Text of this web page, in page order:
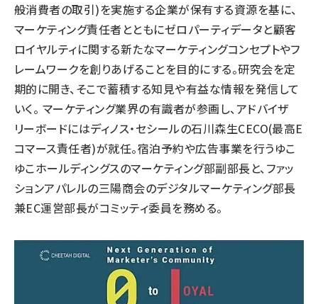
般消費者の取引)を実施する企業が保有する資源を基に、
マーケティング責任者とともにゼロパーティデータと顧客
ロイヤルティに関する新たなマーケティングコンセプトやフ
レームワークを創りあげることを目的にする。研究会を定
期的に開き、そこで蓄積する知見や有益な情報を発信して
いく。 マーケティング業界の有識者が参画し、アドバイザ
リーボードにはディノス・セシールの石川森生CECO(最高E
コマース責任者)が就任。宿泊予約や広告事業を行うゆこ
ゆこホールディングスのマーケティング部副部長と、ファッ
ションアパレルの三陽商会のデジタルマーケティング部長
兼EC運営部長がコミッティ委員を務める。